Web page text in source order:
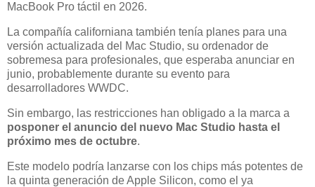
MacBook Pro táctil en 2026.
La compañía californiana también tenía planes para una
versión actualizada del Mac Studio, su ordenador de
sobremesa para profesionales, que esperaba anunciar en
junio, probablemente durante su evento para
desarrolladores WWDC.
Sin embargo, las restricciones han obligado a la marca a
posponer el anuncio del nuevo Mac Studio hasta el
próximo mes de octubre.
Este modelo podría lanzarse con los chips más potentes de
la quinta generación de Apple Silicon, como el ya